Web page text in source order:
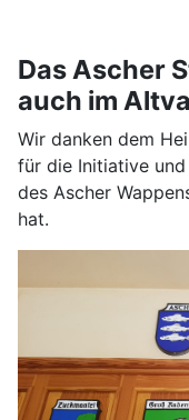
Das Ascher
auch im
Wir danken dem
für die Initiative
des Ascher
hat.